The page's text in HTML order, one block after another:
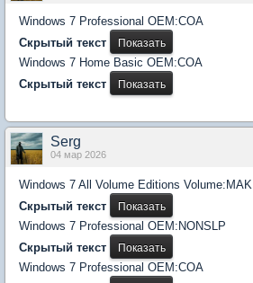
Windows 7 Professional OEM:COA
Скрытый текст
Windows 7 Home Basic OEM:COA
Скрытый текст
Serg
04 мар 2026
Windows 7 All Volume Editions Volume:MAK
Скрытый текст
Windows 7 Professional OEM:NONSLP
Скрытый текст
Windows 7 Professional OEM:COA